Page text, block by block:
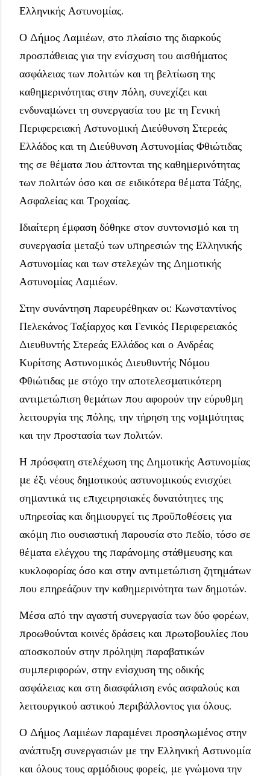
Ελληνικής Αστυνομίας.
Ο Δήμος Λαμιέων, στο πλαίσιο της διαρκούς
προσπάθειας για την ενίσχυση του αισθήματος
ασφάλειας των πολιτών και τη βελτίωση της
καθημερινότητας στην πόλη, συνεχίζει και
ενδυναμώνει τη συνεργασία του με τη Γενική
Περιφερειακή Αστυνομική Διεύθυνση Στερεάς
Ελλάδος και τη Διεύθυνση Αστυνομίας Φθιώτιδας
της σε θέματα που άπτονται της καθημερινότητας
των πολιτών όσο και σε ειδικότερα θέματα Τάξης,
Ασφαλείας και Τροχαίας.
Ιδιαίτερη έμφαση δόθηκε στον συντονισμό και τη
συνεργασία μεταξύ των υπηρεσιών της Ελληνικής
Αστυνομίας και των στελεχών της Δημοτικής
Αστυνομίας Λαμιέων.
Στην συνάντηση παρευρέθηκαν οι: Κωνσταντίνος
Πελεκάνος Ταξίαρχος και Γενικός Περιφερειακός
Διευθυντής Στερεάς Ελλάδος και ο Ανδρέας
Κυρίτσης Αστυνομικός Διευθυντής Νόμου
Φθιώτιδας με στόχο την αποτελεσματικότερη
αντιμετώπιση θεμάτων που αφορούν την εύρυθμη
λειτουργία της πόλης, την τήρηση της νομιμότητας
και την προστασία των πολιτών.
Η πρόσφατη στελέχωση της Δημοτικής Αστυνομίας
με έξι νέους δημοτικούς αστυνομικούς ενισχύει
σημαντικά τις επιχειρησιακές δυνατότητες της
υπηρεσίας και δημιουργεί τις προϋποθέσεις για
ακόμη πιο ουσιαστική παρουσία στο πεδίο, τόσο σε
θέματα ελέγχου της παράνομης στάθμευσης και
κυκλοφορίας όσο και στην αντιμετώπιση ζητημάτων
που επηρεάζουν την καθημερινότητα των δημοτών.
Μέσα από την αγαστή συνεργασία των δύο φορέων,
προωθούνται κοινές δράσεις και πρωτοβουλίες που
αποσκοπούν στην πρόληψη παραβατικών
συμπεριφορών, στην ενίσχυση της οδικής
ασφάλειας και στη διασφάλιση ενός ασφαλούς και
λειτουργικού αστικού περιβάλλοντος για όλους.
Ο Δήμος Λαμιέων παραμένει προσηλωμένος στην
ανάπτυξη συνεργασιών με την Ελληνική Αστυνομία
και όλους τους αρμόδιους φορείς, με γνώμονα την